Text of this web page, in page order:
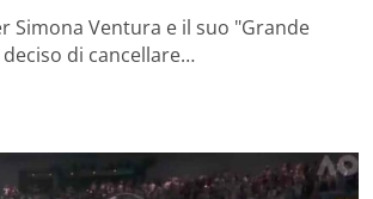
Simona Ventura e il suo "Grande
di cancellare…